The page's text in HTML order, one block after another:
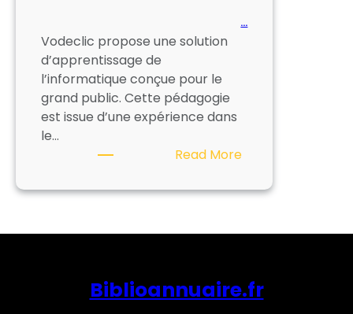
…
Vodeclic propose une solution
d’apprentissage de
l’informatique conçue pour le
grand public. Cette pédagogie
est issue d’une expérience dans
le…
Read More:
Biblioannuaire.fr